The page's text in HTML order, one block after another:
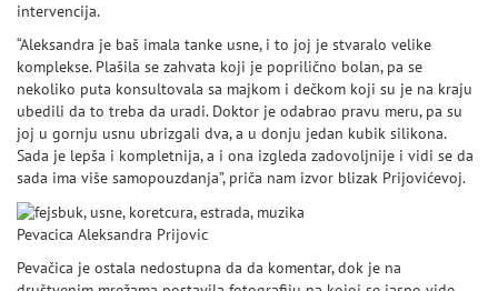
intervencija.
“Aleksandra je baš imala tanke usne, i to joj je stvaralo velike
komplekse. Plašila se zahvata koji je poprilično bolan, pa se
nekoliko puta konsultovala sa majkom i dečkom koji su je na kraju
ubedili da to treba da uradi. Doktor je odabrao pravu meru, pa su
joj u gornju usnu ubrizgali dva, a u donju jedan kubik silikona.
Sada je lepša i kompletnija, a i ona izgleda zadovoljnije i vidi se da
sada ima više samopouzdanja”, priča nam izvor blizak Prijovićevoj.
Pevacica Aleksandra Prijovic
Pevačica je ostala nedostupna da da komentar, dok je na